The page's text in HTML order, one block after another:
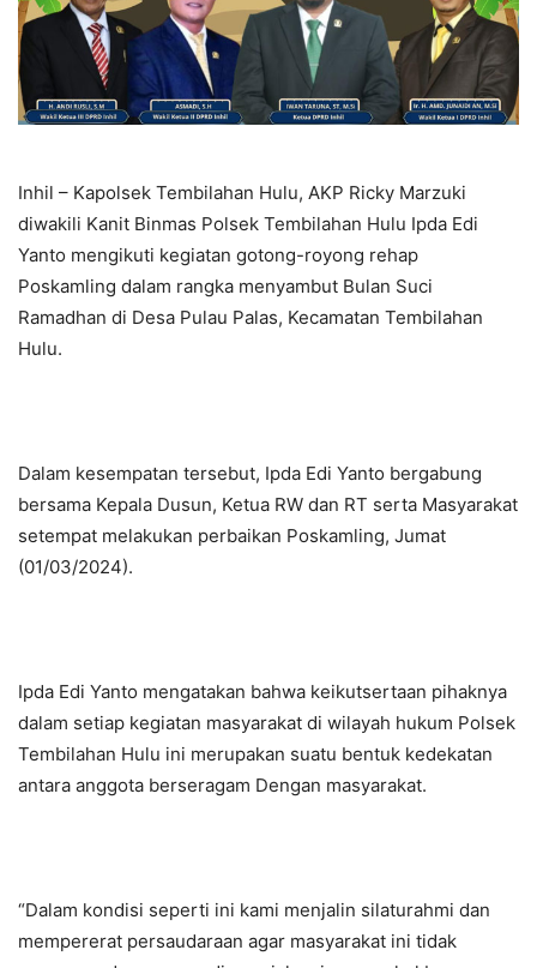
Inhil – Kapolsek Tembilahan Hulu, AKP Ricky Marzuki
diwakili Kanit Binmas Polsek Tembilahan Hulu Ipda Edi
Yanto mengikuti kegiatan gotong-royong rehap
Poskamling dalam rangka menyambut Bulan Suci
Ramadhan di Desa Pulau Palas, Kecamatan Tembilahan
Hulu.
Dalam kesempatan tersebut, Ipda Edi Yanto bergabung
bersama Kepala Dusun, Ketua RW dan RT serta Masyarakat
setempat melakukan perbaikan Poskamling, Jumat
(01/03/2024).
Ipda Edi Yanto mengatakan bahwa keikutsertaan pihaknya
dalam setiap kegiatan masyarakat di wilayah hukum Polsek
Tembilahan Hulu ini merupakan suatu bentuk kedekatan
antara anggota berseragam Dengan masyarakat.
“Dalam kondisi seperti ini kami menjalin silaturahmi dan
mempererat persaudaraan agar masyarakat ini tidak